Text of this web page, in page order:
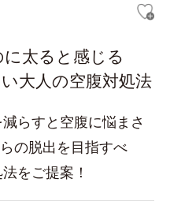
太ると感じる
大人の空腹対処法
らすと空腹に悩まさ
の脱出を目指すべ
をご提案！